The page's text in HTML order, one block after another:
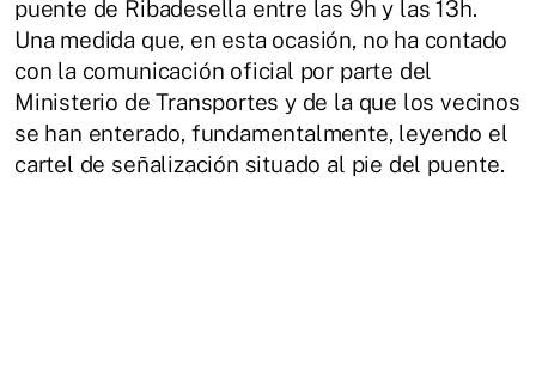
puente de Ribadesella entre las 9h y las 13h.
Una medida que, en esta ocasión, no ha contado
con la comunicación oficial por parte del
Ministerio de Transportes y de la que los vecinos
se han enterado, fundamentalmente, leyendo el
cartel de señalización situado al pie del puente.